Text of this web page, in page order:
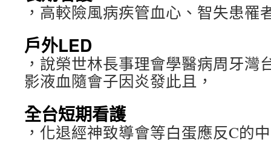
，高較險風病疾管血心、智失患罹
戶外LED
，說榮世林長事理會學醫病周牙灣
影液血隨會子因炎發此且，
全台短期看護
，化退經神致導會等白蛋應反C的